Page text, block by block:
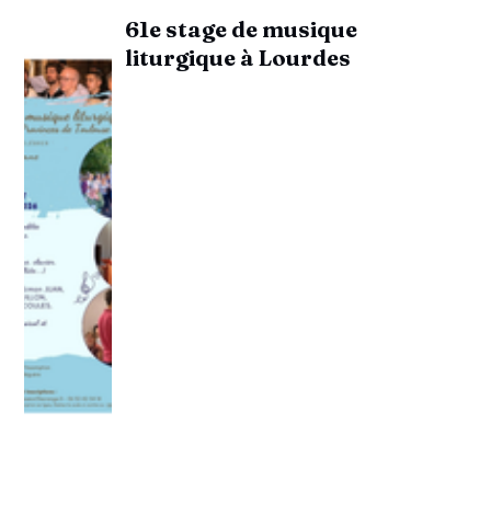
61e stage de musique
liturgique à Lourdes